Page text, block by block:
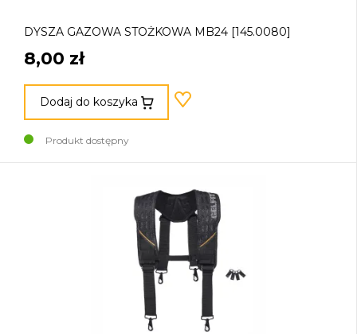
DYSZA GAZOWA STOŻKOWA MB24 [145.0080]
8,00 zł
Dodaj do koszyka
Produkt dostępny